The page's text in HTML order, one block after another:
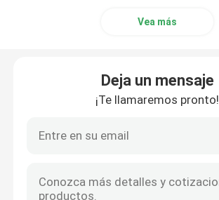
Vea más
Deja un mensaje
¡Te llamaremos pronto!